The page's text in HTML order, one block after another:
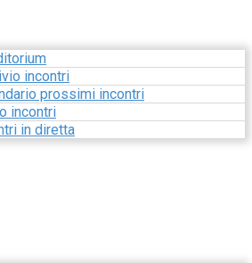
incontri
prossimi incontri
incontri
in diretta